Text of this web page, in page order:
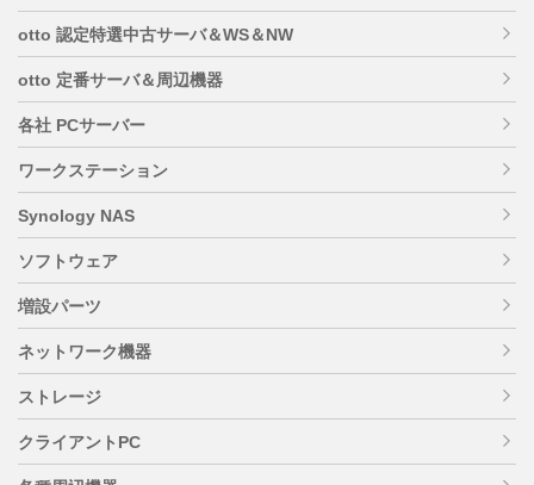
otto 認定特選中古サーバ＆WS＆NW
otto 定番サーバ＆周辺機器
各社 PCサーバー
ワークステーション
Synology NAS
ソフトウェア
増設パーツ
ネットワーク機器
ストレージ
クライアントPC